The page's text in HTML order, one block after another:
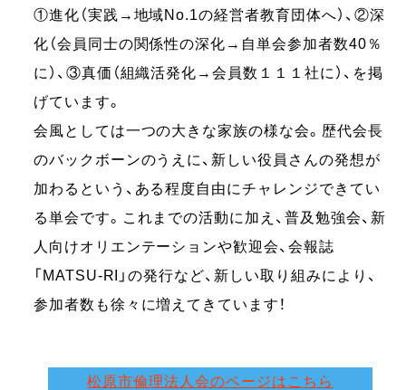
①進化（実践→地域No.1の経営者教育団体へ）、②深
化（会員同士の関係性の深化→自単会参加者数40％
に）、③真価（組織活発化→会員数１１１社に）、を掲
げています。
会風としては一つの大きな家族の様な会。歴代会長
のバックボーンのうえに、新しい役員さんの発想が
加わるという、ある程度自由にチャレンジできてい
る単会です。これまでの活動に加え、普及勉強会、新
人向けオリエンテーションや歓迎会、会報誌
「MATSU-RI」の発行など、新しい取り組みにより、
参加者数も徐々に増えてきています！
松原市倫理法人会のページはこちら